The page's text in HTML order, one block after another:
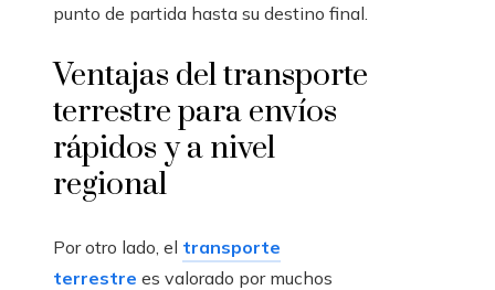
punto de partida hasta su destino final.
Ventajas del transporte
terrestre para envíos
rápidos y a nivel
regional
Por otro lado, el transporte
terrestre es valorado por muchos